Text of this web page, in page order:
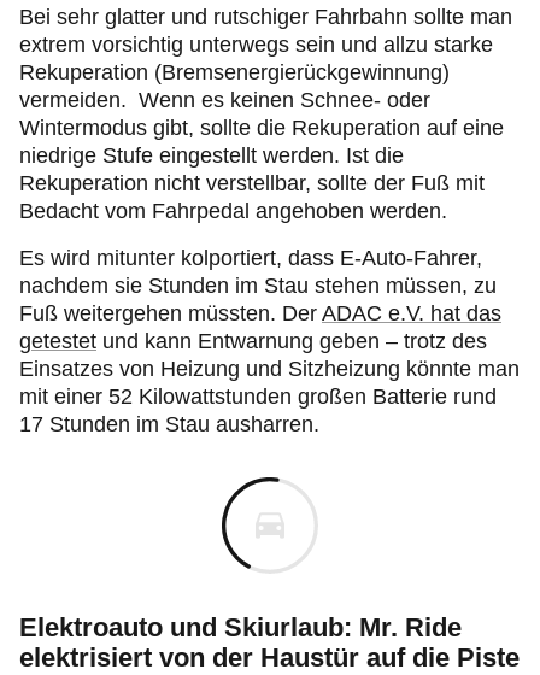
Bei sehr glatter und rutschiger Fahrbahn sollte man
extrem vorsichtig unterwegs sein und allzu starke
Rekuperation (Bremsenergierückgewinnung)
vermeiden. Wenn es keinen Schnee- oder
Wintermodus gibt, sollte die Rekuperation auf eine
niedrige Stufe eingestellt werden. Ist die
Rekuperation nicht verstellbar, sollte der Fuß mit
Bedacht vom Fahrpedal angehoben werden.
Es wird mitunter kolportiert, dass E-Auto-Fahrer,
nachdem sie Stunden im Stau stehen müssen, zu
Fuß weitergehen müssten. Der ADAC e.V. hat das
getestet und kann Entwarnung geben – trotz des
Einsatzes von Heizung und Sitzheizung könnte man
mit einer 52 Kilowattstunden großen Batterie rund
17 Stunden im Stau ausharren.
Elektroauto und Skiurlaub: Mr. Ride
elektrisiert von der Haustür auf die Piste